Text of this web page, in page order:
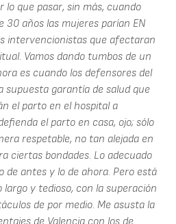
lo que pasar, sin más, cuando
30 años las mujeres parían EN
intervencionistas que afectaran
Vamos dando tumbos de un
es cuando los defensores del
supuesta garantía de salud que
el parto en el hospital a
el parto en casa, ojo; sólo
respetable, no tan alejada en
ciertas bondades. Lo adecuado
de antes y lo de ahora. Pero está
y tedioso, con la superación
de por medio. Me asusta la